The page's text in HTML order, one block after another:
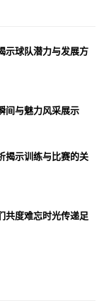
示球队潜力与发展方
间与魅力风采展示
揭示训练与比赛的关
共度难忘时光传递足